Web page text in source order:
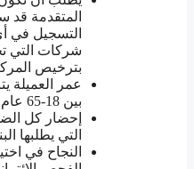
المتقدمة قد
التسجيل في
شركات التي
بترخيص
عمر العميلة
بين 18-65 عام.
إحضار كل
التي يطلبها
النجاح في